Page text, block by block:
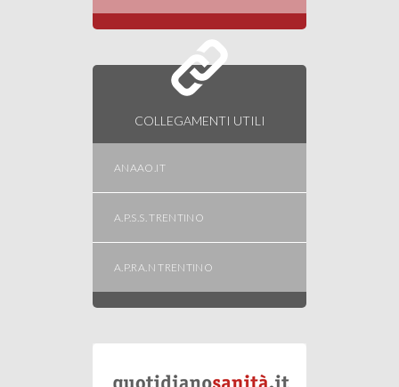
COLLEGAMENTI UTILI
ANAAO.IT
A.P.S.S. TRENTINO
A.P.RA.N TRENTINO